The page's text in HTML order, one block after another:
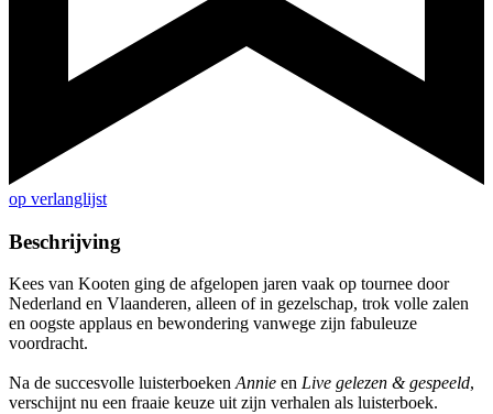
op verlanglijst
Beschrijving
Kees van Kooten ging de afgelopen jaren vaak op tournee door
Nederland en Vlaanderen, alleen of in gezelschap, trok volle zalen
en oogste applaus en bewondering vanwege zijn fabuleuze
voordracht.
Na de succesvolle luisterboekenAnnie en Live gelezen & gespeeld,
verschijnt nu een fraaie keuze uit zijn verhalen als luisterboek.